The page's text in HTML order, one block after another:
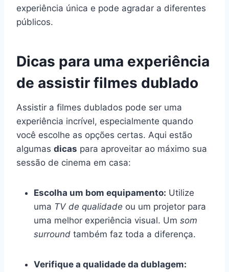
experiência única e pode agradar a diferentes
públicos.
Dicas para uma experiência
de assistir filmes dublado
Assistir a filmes dublados pode ser uma
experiência incrível, especialmente quando
você escolhe as opções certas. Aqui estão
algumas dicas para aproveitar ao máximo sua
sessão de cinema em casa:
Escolha um bom equipamento: Utilize
uma TV de qualidade ou um projetor para
uma melhor experiência visual. Um som
surround também faz toda a diferença.
Verifique a qualidade da dublagem: